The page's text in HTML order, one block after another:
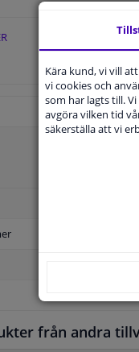
från andra
Kära kund, vi vill
vi cookies och
som har lagts till.
avgöra vilken tid
säkerställa att vi